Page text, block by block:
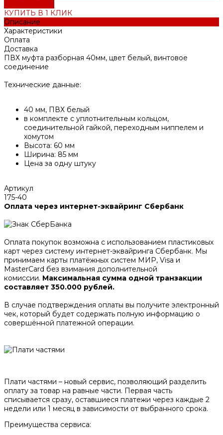
КУПИТЬ В 1 КЛИК
Описание
Характеристики
Оплата
Доставка
ПВХ муфта разборная 40мм, цвет белый, винтовое
соединение
Технические данные:
40 мм, ПВХ белый
в комплекте с уплотнительным кольцом,
соединительной гайкой, переходным ниппелем и
хомутом
Высота: 60 мм
Ширина: 85 мм
Цена за одну штуку
Артикул
175-40
Оплата через интернет-эквайринг Сбербанк
Оплата покупок возможна с использованием пластиковых
карт через систему интернет-эквайринга Сбербанк. Мы
принимаем карты платёжных систем МИР, Visa и
MasterCard без взимания дополнительной
комиссии. Максимальная сумма одной транзакции
составляет 350.000 рублей.
В случае подтверждения оплаты вы получите электронный
чек, который будет содержать полную информацию о
совершённой платежной операции.
Плати частями – новый сервис, позволяющий разделить
оплату за товар на равные части. Первая часть
списывается сразу, оставшиеся платежи через каждые 2
недели или 1 месяц в зависимости от выбранного срока.
Преимущества сервиса: